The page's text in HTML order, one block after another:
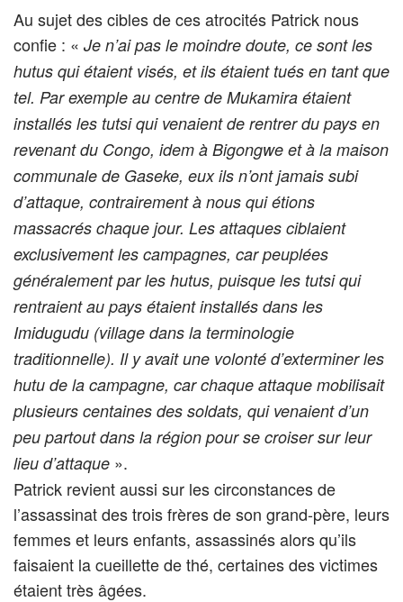
Au sujet des cibles de ces atrocités Patrick nous
confie : « Je n’ai pas le moindre doute, ce sont les
hutus qui étaient visés, et ils étaient tués en tant que
tel. Par exemple au centre de Mukamira étaient
installés les tutsi qui venaient de rentrer du pays en
revenant du Congo, idem à Bigongwe et à la maison
communale de Gaseke, eux ils n’ont jamais subi
d’attaque, contrairement à nous qui étions
massacrés chaque jour. Les attaques ciblaient
exclusivement les campagnes, car peuplées
généralement par les hutus, puisque les tutsi qui
rentraient au pays étaient installés dans les
Imidugudu (village dans la terminologie
traditionnelle). Il y avait une volonté d’exterminer les
hutu de la campagne, car chaque attaque mobilisait
plusieurs centaines des soldats, qui venaient d’un
peu partout dans la région pour se croiser sur leur
lieu d’attaque ».
Patrick revient aussi sur les circonstances de
l’assassinat des trois frères de son grand-père, leurs
femmes et leurs enfants, assassinés alors qu’ils
faisaient la cueillette de thé, certaines des victimes
étaient très âgées.